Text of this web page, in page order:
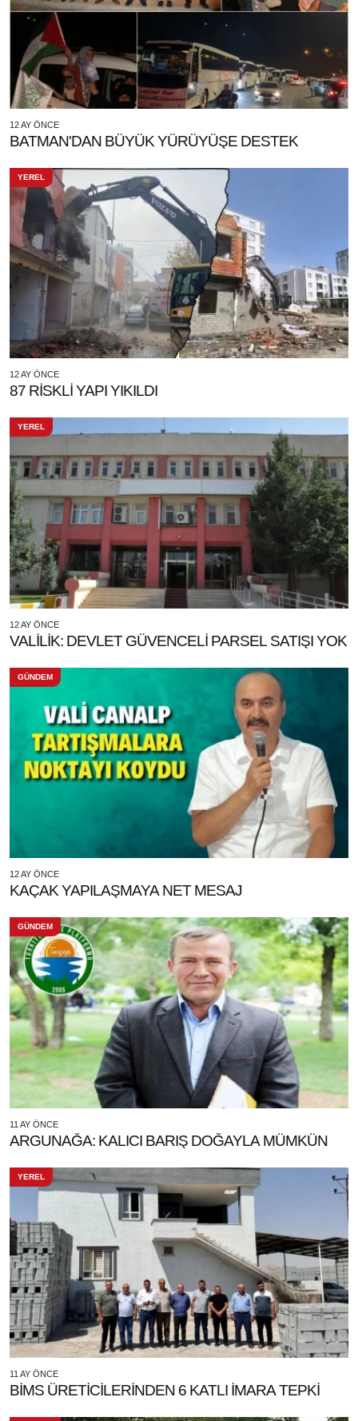
12 AY ÖNCE
BATMAN'DAN BÜYÜK YÜRÜYÜŞE DESTEK
YEREL
12 AY ÖNCE
87 RİSKLİ YAPI YIKILDI
YEREL
12 AY ÖNCE
VALİLİK: DEVLET GÜVENCELİ PARSEL SATIŞI YOK
GÜNDEM
12 AY ÖNCE
KAÇAK YAPILAŞMAYA NET MESAJ
GÜNDEM
11 AY ÖNCE
ARGUNAĞA: KALICI BARIŞ DOĞAYLA MÜMKÜN
YEREL
11 AY ÖNCE
BİMS ÜRETİCİLERİNDEN 6 KATLI İMARA TEPKİ